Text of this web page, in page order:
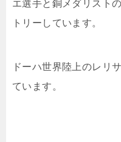
エ選手と銅メダリスト
トリーしています。
ドーハ世界陸上のレリ
ています。